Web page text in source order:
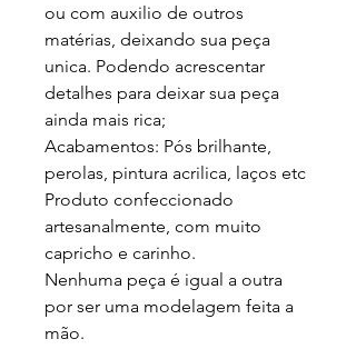
ou com auxilio de outros
matérias, deixando sua peça
unica. Podendo acrescentar
detalhes para deixar sua peça
ainda mais rica;
Acabamentos: Pós brilhante,
perolas, pintura acrilica, laços etc
Produto confeccionado
artesanalmente, com muito
capricho e carinho.
Nenhuma peça é igual a outra
por ser uma modelagem feita a
mão.